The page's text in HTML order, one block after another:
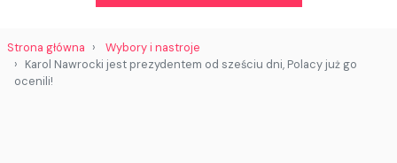
Strona główna
Wybory i nastroje
Karol Nawrocki jest prezydentem od sześciu dni, Polacy już go
ocenili!